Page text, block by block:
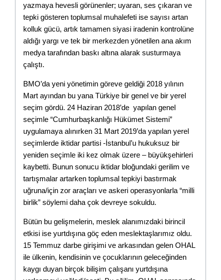
yazmaya hevesli görünenler; uyaran, ses çıkaran ve
tepki gösteren toplumsal muhalefeti ise sayısı artan
kolluk gücü, artık tamamen siyasi iradenin kontrolüne
aldığı yargı ve tek bir merkezden yönetilen ana akım
medya tarafından baskı altına alarak susturmaya
çalıştı.
BMO’da yeni yönetimin göreve geldiği 2018 yılının
Mart ayından bu yana Türkiye bir genel ve bir yerel
seçim gördü. 24 Haziran 2018’de  yapılan genel
seçimle “Cumhurbaşkanlığı Hükümet Sistemi”
uygulamaya alınırken 31 Mart 2019’da yapılan yerel
seçimlerde iktidar partisi -İstanbul’u hukuksuz bir
yeniden seçimle iki kez olmak üzere – büyükşehirleri
kaybetti. Bunun sonucu iktidar bloğundaki gerilim ve
tartışmalar artarken toplumsal tepkiyi bastırmak
uğruna/için zor araçları ve askeri operasyonlarla “milli
birlik” söylemi daha çok devreye sokuldu.
Bütün bu gelişmelerin, meslek alanımızdaki birincil
etkisi ise yurtdışına göç eden meslektaşlarımız oldu.
15 Temmuz darbe girişimi ve arkasından gelen OHAL
ile ülkenin, kendisinin ve çocuklarının geleceğinden
kaygı duyan birçok bilişim çalışanı yurtdışına